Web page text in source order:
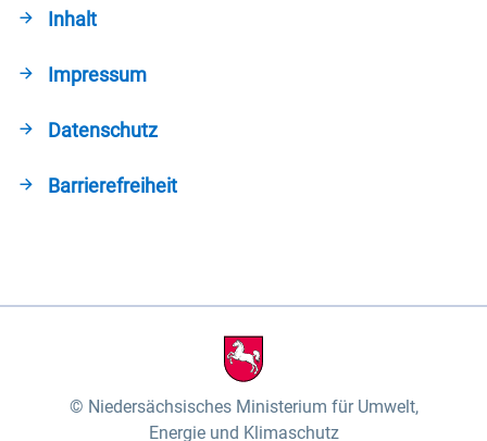
Inhalt
Impressum
Datenschutz
Barrierefreiheit
Niedersächsisches Ministerium für Umwelt,
Energie und Klimaschutz